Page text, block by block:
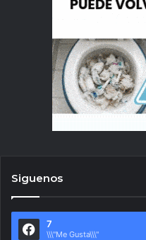
Siguenos
7
\\\"Me Gusta\\\"